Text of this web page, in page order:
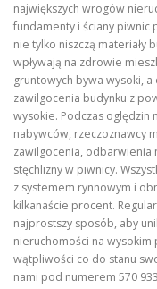
największych wrogów
fundamenty i ściany
nie tylko niszczą materiały
wpływają na zdrowie
gruntowych bywa wysoki,
zawilgocenia budynku z
wysokie. Podczas oględzin
nabywców, rzeczoznawcy
zawilgocenia, odbarwienia
stęchlizny w piwnicy.
z systemem rynnowym i
kilkanaście procent.
najprostszy sposób, aby
nieruchomości na wysokim
wątpliwości co do stanu
nami pod numerem 570